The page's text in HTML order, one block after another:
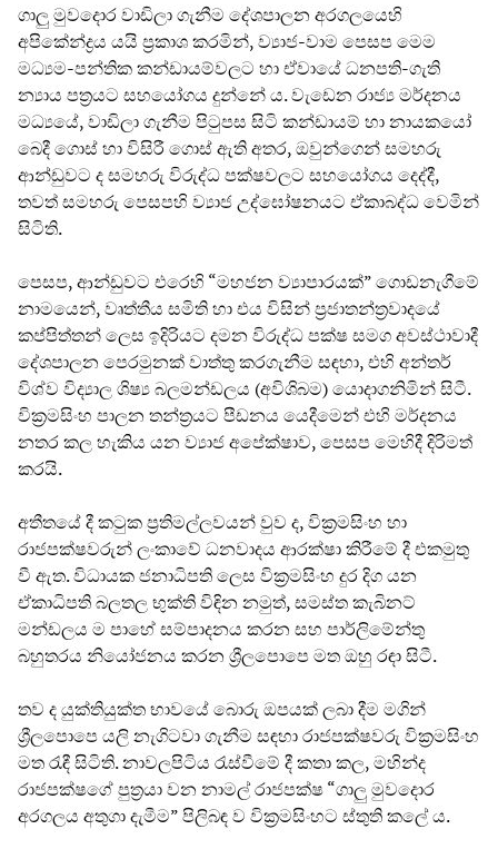
ගාලු මුවදොර වාඩිලා ගැනීම දේශපාලන අරගලයෙහි
අපිකේන්ද්‍රය යයි ප්‍රකාශ කරමින්, ව්‍යාජ-වාම පෙසප මෙම
මධ්‍යම-පන්තික කන්ඩායම්වලට හා ඒවායේ ධනපති-ගැති
න්‍යාය පත්‍රයට සහයෝගය දුන්නේ ය. වැඩෙන රාජ්‍ය මර්දනය
මධ්‍යයේ, වාඩිලා ගැනීම පිටුපස සිටි කන්ඩායම් හා නායකයෝ
බෙදී ගොස් හා විසිරී ගොස් ඇති අතර, ඔවුන්ගෙන් සමහරු
ආන්ඩුවට ද සමහරු විරුද්ධ පක්ෂවලට සහයෝගය දෙද්දී,
තවත් සමහරු පෙසපහි ව්‍යාජ උද්ඝෝෂනයට ඒකාබද්ධ වෙමින්
සිටිති.
පෙසප, ආන්ඩුවට එරෙහි “මහජන ව්‍යාපාරයක්” ගොඩනැගීමේ
නාමයෙන්, වෘත්තීය සමිති හා එය විසින් ප්‍රජාතන්ත්‍රවාදයේ
කප්පිත්තන් ලෙස ඉදිරියට දමන විරුද්ධ පක්ෂ සමග අවස්ථාවාදී
දේශපාලන පෙරමුනක් වාත්තු කරගැනීම සඳහා, එහි අන්තර්
විශ්ව විද්‍යාල ශිෂ්‍ය බලමන්ඩලය (අවිශිබම) යොදාගනිමින් සිටී.
වික්‍රමසිංහ පාලන තන්ත්‍රයට පීඩනය යෙදීමෙන් එහි මර්දනය
නතර කල හැකිය යන ව්‍යාජ අපේක්ෂාව, පෙසප මෙහිදී දිරිමත්
කරයි.
අතීතයේ දී කටුක ප්‍රතිමල්ලවයන් වුව ද, වික්‍රමසිංහ හා
රාජපක්ෂවරුන් ලංකාවේ ධනවාදය ආරක්ෂා කිරීමේ දී එකමුතු
වී ඇත. විධායක ජනාධිපති ලෙස වික්‍රමසිංහ දුර දිග යන
ඒකාධිපති බලතල භුක්ති විඳින නමුත්, සමස්ත කැබිනට්
මන්ඩලය ම පාහේ සම්පාදනය කරන සහ පාර්ලිමේන්තු
බහුතරය නියෝජනය කරන ශ්‍රීලපොපෙ මත ඔහු රඳා සිටී.
තව ද යුක්තියුක්ත භාවයේ බොරු ඔපයක් ලබා දීම මගින්
ශ්‍රීලපොපෙ යලි නැගිටවා ගැනීම සඳහා රාජපක්ෂවරු වික්‍රමසිංහ
මත රැඳී සිටිති. නාවලපිටිය රැස්වීමේ දී කතා කල, මහින්ද
රාජපක්ෂගේ පුත්‍රයා වන නාමල් රාජපක්ෂ “ගාලු මුවදොර
අරගලය අතුගා දැමීම” පිලිබඳ ව වික්‍රමසිංහට ස්තුති කලේ ය.